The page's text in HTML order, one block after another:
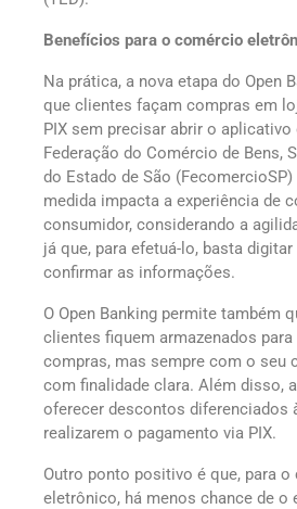
Benefícios para o comércio
Na prática, a nova etapa do Open
que clientes façam compras em
PIX sem precisar abrir o
Federação do Comércio de Bens,
do Estado de São
medida impacta a experiência de
consumidor, considerando a
já que, para efetuá-lo, basta digitar
confirmar as informações.
O Open Banking permite também
clientes fiquem armazenados
compras, mas sempre com o seu
com finalidade clara. Além disso,
oferecer descontos diferenciados
realizarem o pagamento via PIX.
Outro ponto positivo é que, para o
eletrônico, há menos chance de o